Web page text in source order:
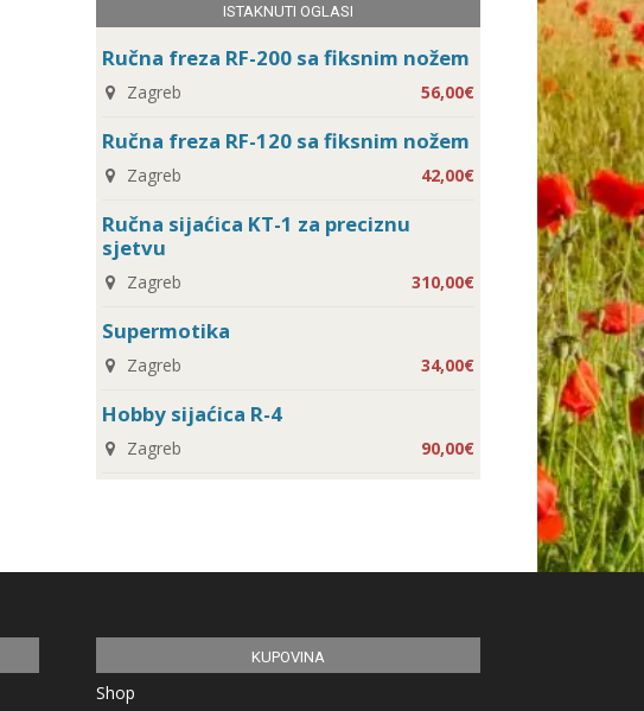
ISTAKNUTI OGLASI
Ručna freza RF-200 sa fiksnim nožem
Zagreb 56,00€
Ručna freza RF-120 sa fiksnim nožem
Zagreb 42,00€
Ručna sijaćica KT-1 za preciznu
sjetvu
Zagreb 310,00€
Supermotika
Zagreb 34,00€
Hobby sijaćica R-4
Zagreb 90,00€
KUPOVINA
Shop